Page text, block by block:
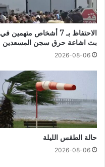
الاحتفاظ بـ 7 أشخاص متهمين في
بث اشاعة حرق سجن المسعدين
2026-08-06
حالة الطقس الليلة
2026-08-06